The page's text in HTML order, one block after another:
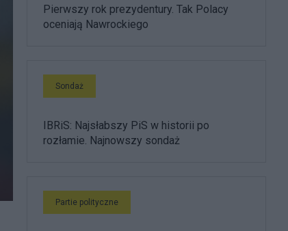
Pierwszy rok prezydentury. Tak Polacy
oceniają Nawrockiego
Sondaż
IBRiS: Najsłabszy PiS w historii po
rozłamie. Najnowszy sondaż
Partie polityczne